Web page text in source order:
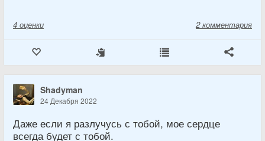
4 оценки 2 комментария
Shadyman
24 Декабря 2022
Даже если я разлучусь с тобой, мое сердце
всегда будет с тобой.